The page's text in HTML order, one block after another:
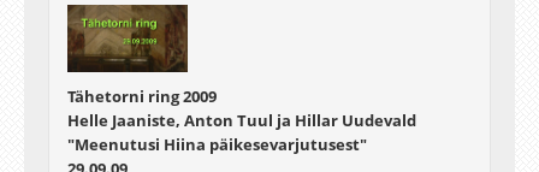
Tähetorni ring 2009
Helle Jaaniste, Anton Tuul ja Hillar Uudevald
"Meenutusi Hiina päikesevarjutusest"